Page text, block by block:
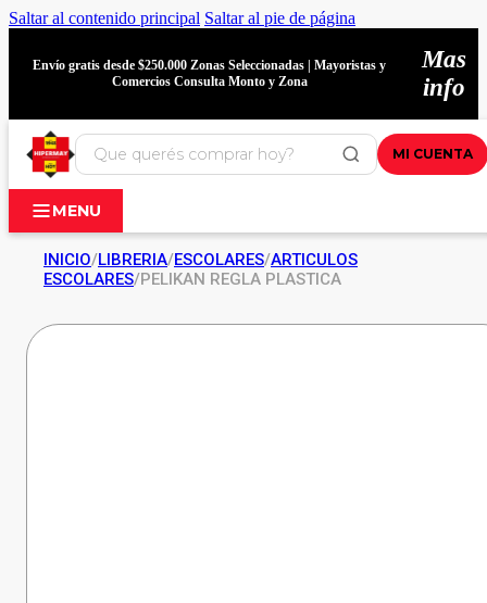
Saltar al contenido principal Saltar al pie de página
Envío gratis desde $250.000 Zonas Seleccionadas | Mayoristas y
Comercios Consulta Monto y Zona
Mas
info
MI CUENTA
MENU
INICIO/LIBRERIA/ESCOLARES/ARTICULOS
ESCOLARES/PELIKAN REGLA PLASTICA